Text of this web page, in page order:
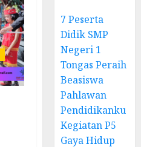
7 Peserta
Didik SMP
Negeri 1
Tongas Peraih
Beasiswa
Pahlawan
Pendidikanku
Kegiatan P5
Gaya Hidup